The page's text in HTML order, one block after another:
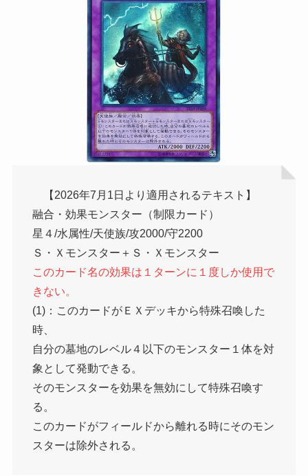
【2026年7月1日より適用されるテキスト】
融合・効果モンスター（制限カード）
星４/水属性/天使族/攻2000/守2200
Ｓ・Ｘモンスター＋Ｓ・Ｘモンスター
このカード名の効果は１ターンに１度しか使用で
きない。
(1)：このカードがＥＸデッキから特殊召喚した
時、
自分の墓地のレベル４以下のモンスター１体を対
象として発動できる。
そのモンスターを効果を無効にして特殊召喚す
る。
このカードがフィールドから離れる時にそのモン
スターは除外される。